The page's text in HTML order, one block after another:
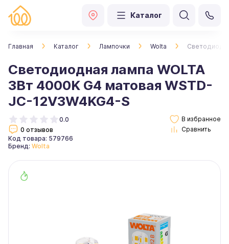
Каталог
Главная Каталог Лампочки Wolta
Светодиодная лампа WOLTA
3Вт 4000K G4 матовая WSTD-
JC-12V3W4KG4-S
0.0
0 отзывов
Код товара: 579766
Бренд: Wolta